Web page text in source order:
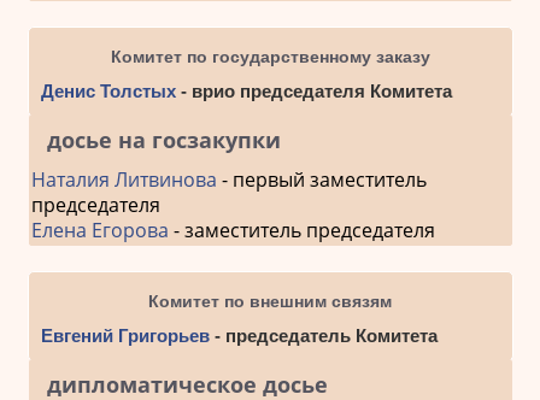
Комитет по государственному заказу
Денис Толстых- врио председателя Комитета
досье на госзакупки
Наталия Литвинова - первый заместитель
председателя
Елена Егорова - заместитель председателя
Комитет по внешним связям
Евгений Григорьев- председатель Комитета
дипломатическое досье